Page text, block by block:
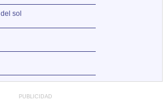
sol
PUBLICIDAD